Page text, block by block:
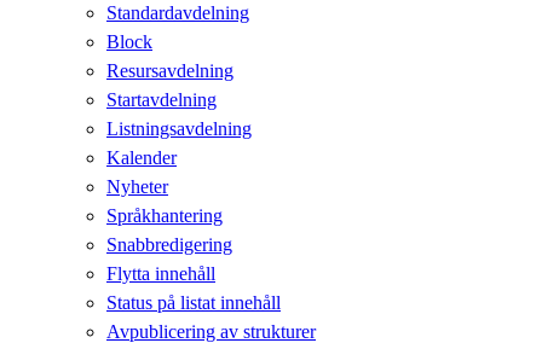
Standardavdelning
Block
Resursavdelning
Startavdelning
Listningsavdelning
Kalender
Nyheter
Språkhantering
Snabbredigering
Flytta innehåll
Status på listat innehåll
Avpublicering av strukturer